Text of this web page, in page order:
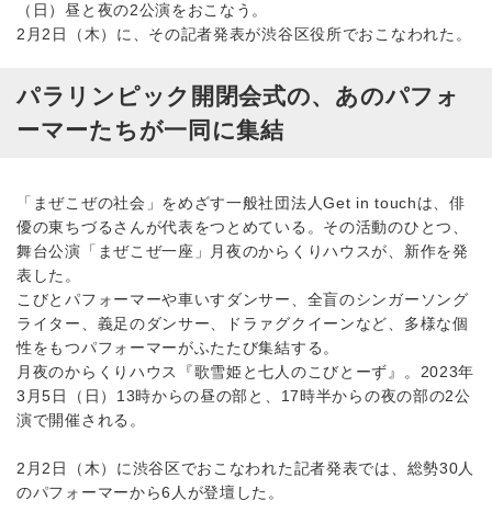
（日）昼と夜の2公演をおこなう。
2月2日（木）に、その記者発表が渋谷区役所でおこなわれた。
パラリンピック開閉会式の、あのパフォ
ーマーたちが一同に集結
「まぜこぜの社会」をめざす一般社団法人Get in touchは、俳
優の東ちづるさんが代表をつとめている。その活動のひとつ、
舞台公演「まぜこぜ一座」月夜のからくりハウスが、新作を発
表した。
こびとパフォーマーや車いすダンサー、全盲のシンガーソング
ライター、義足のダンサー、ドラァグクイーンなど、多様な個
性をもつパフォーマーがふたたび集結する。
月夜のからくりハウス『歌雪姫と七人のこびとーず』。2023年
3月5日（日）13時からの昼の部と、17時半からの夜の部の2公
演で開催される。
2月2日（木）に渋谷区でおこなわれた記者発表では、総勢30人
のパフォーマーから6人が登壇した。